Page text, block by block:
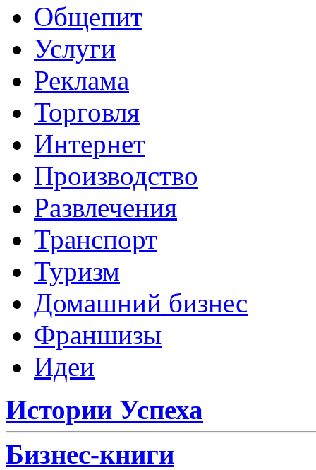
Общепит
Услуги
Реклама
Торговля
Интернет
Производство
Развлечения
Транспорт
Туризм
Домашний бизнес
Франшизы
Идеи
Истории Успеха
Бизнес-книги